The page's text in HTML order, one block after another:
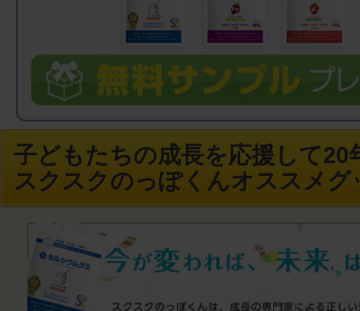
子どもたちの成長を応援して20
スクスクのっぽくんオススメグ